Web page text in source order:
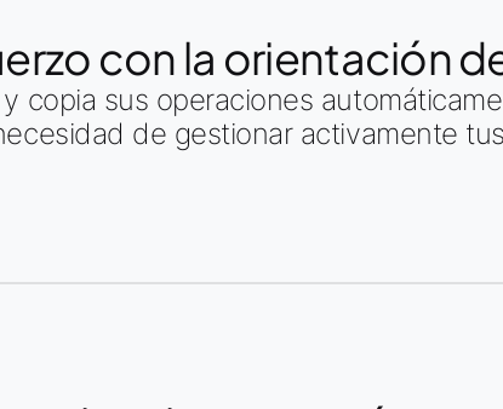
con la orientación
copia sus operaciones
de gestionar activamente